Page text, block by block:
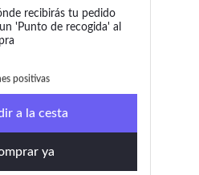
recibirás tu pedido
'Punto de recogida' al
últimos 30 días
'Mi wishlist'
positivas
devolución gratis
a la cesta
ya